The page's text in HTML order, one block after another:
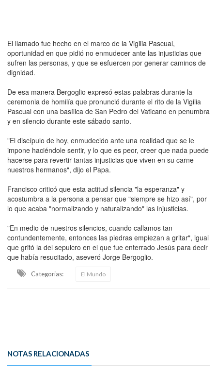
El llamado fue hecho en el marco de la Vigilia Pascual,
oportunidad en que pidió no enmudecer ante las injusticias que
sufren las personas, y que se esfuercen por generar caminos de
dignidad.
De esa manera Bergoglio expresó estas palabras durante la
ceremonia de homilía que pronunció durante el rito de la Vigilia
Pascual con una basílica de San Pedro del Vaticano en penumbra
y en silencio durante este sábado santo.
"El discípulo de hoy, enmudecido ante una realidad que se le
impone haciéndole sentir, y lo que es peor, creer que nada puede
hacerse para revertir tantas injusticias que viven en su carne
nuestros hermanos", dijo el Papa.
Francisco criticó que esta actitud silencia "la esperanza" y
acostumbra a la persona a pensar que "siempre se hizo así", por
lo que acaba "normalizando y naturalizando" las injusticias.
"En medio de nuestros silencios, cuando callamos tan
contundentemente, entonces las piedras empiezan a gritar", igual
que gritó la del sepulcro en el que fue enterrado Jesús para decir
que había resucitado, aseveró Jorge Bergoglio.
Categorias: El Mundo
NOTAS RELACIONADAS